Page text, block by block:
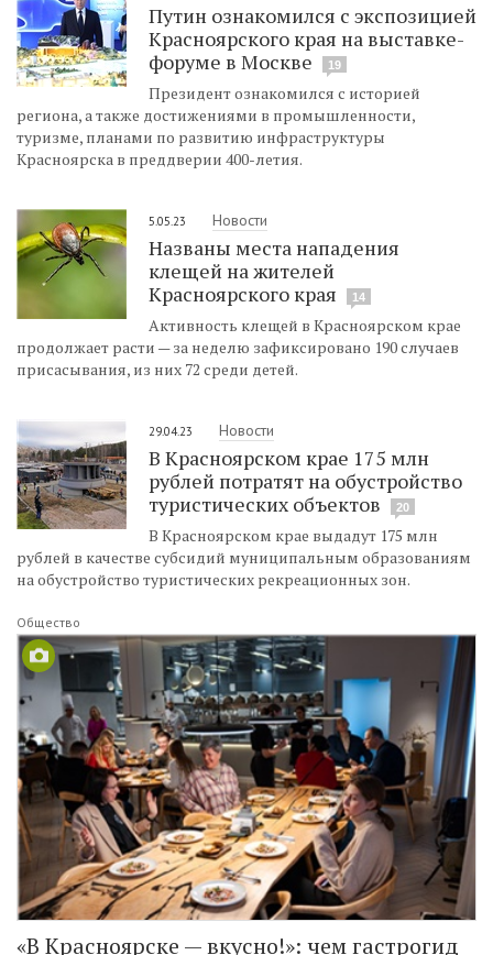
Путин ознакомился с экспозицией
Красноярского края на выставке-
форуме в Москве
19
Президент ознакомился с историей
региона, а также достижениями в промышленности,
туризме, планами по развитию инфраструктуры
Красноярска в преддверии 400-летия.
5.05.23 Новости
Названы места нападения
клещей на жителей
Красноярского края
14
Активность клещей в Красноярском крае
продолжает расти — за неделю зафиксировано 190 случаев
присасывания, из них 72 среди детей.
29.04.23 Новости
В Красноярском крае 175 млн
рублей потратят на обустройство
туристических объектов
20
В Красноярском крае выдадут 175 млн
рублей в качестве субсидий муниципальным образованиям
на обустройство туристических рекреационных зон.
Общество
«В Красноярске — вкусно!»: чем гастрогид